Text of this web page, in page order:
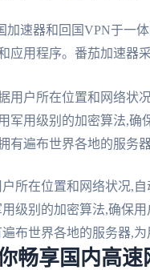
加速器和回国VPN于一
应用程序。番茄加速器
用户所在位置和网络状
军用级别的加密算法,确
有遍布世界各地的服务
所在位置和网络状况,自
级别的加密算法,确保用
布世界各地的服务器,为
畅享国内高速